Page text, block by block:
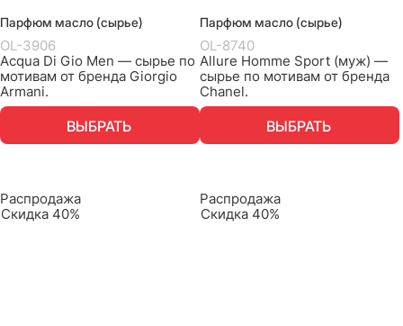
Парфюм масло (сырье)
OL-3906
Acqua Di Gio Men — сырье по
мотивам от бренда Giorgio
Armani.
ВЫБРАТЬ
Парфюм масло (сырье)
OL-8740
Allure Homme Sport (муж) —
сырье по мотивам от бренда
Chanel.
ВЫБРАТЬ
Распродажа
Скидка 40%
Распродажа
Скидка 40%